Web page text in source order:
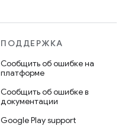
ПОДДЕРЖКА
Сообщить об ошибке на
платформе
Сообщить об ошибке в
документации
Google Play support